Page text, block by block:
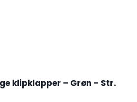
klipklapper – Grøn – Str.